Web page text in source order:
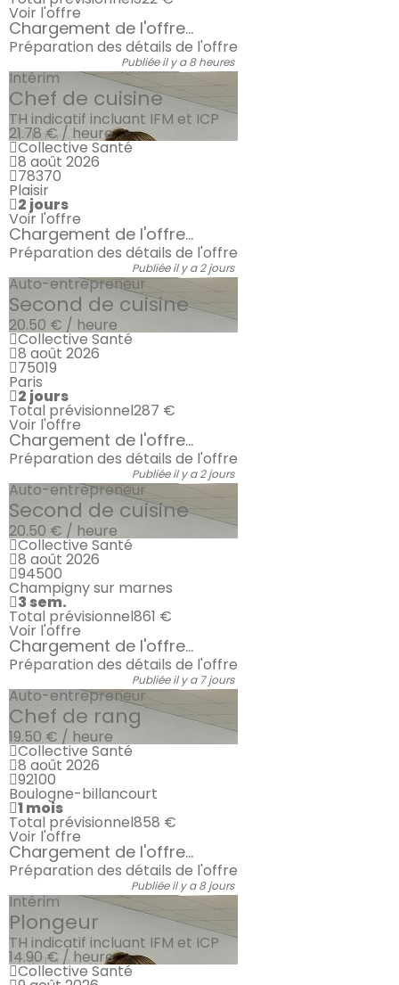
Voir l'offre
Chargement de l'offre...
Préparation des détails de l'offre
Publiée il y a 8 heures
Intérim
Chef de cuisine
TH indicatif incluant IFM et ICP
21.78 € / heure
Collective Santé
8 août 2026
78370
Plaisir
2 jours
Voir l'offre
Chargement de l'offre...
Préparation des détails de l'offre
Publiée il y a 2 jours
Auto-entrepreneur
Second de cuisine
20.50 € / heure
Collective Santé
8 août 2026
75019
Paris
2 jours
Total prévisionnel287 €
Voir l'offre
Chargement de l'offre...
Préparation des détails de l'offre
Publiée il y a 2 jours
Auto-entrepreneur
Second de cuisine
20.50 € / heure
Collective Santé
8 août 2026
94500
Champigny sur marnes
3 sem.
Total prévisionnel861 €
Voir l'offre
Chargement de l'offre...
Préparation des détails de l'offre
Publiée il y a 7 jours
Auto-entrepreneur
Chef de rang
19.50 € / heure
Collective Santé
8 août 2026
92100
Boulogne-billancourt
1 mois
Total prévisionnel858 €
Voir l'offre
Chargement de l'offre...
Préparation des détails de l'offre
Publiée il y a 8 jours
Intérim
Plongeur
TH indicatif incluant IFM et ICP
14.90 € / heure
Collective Santé